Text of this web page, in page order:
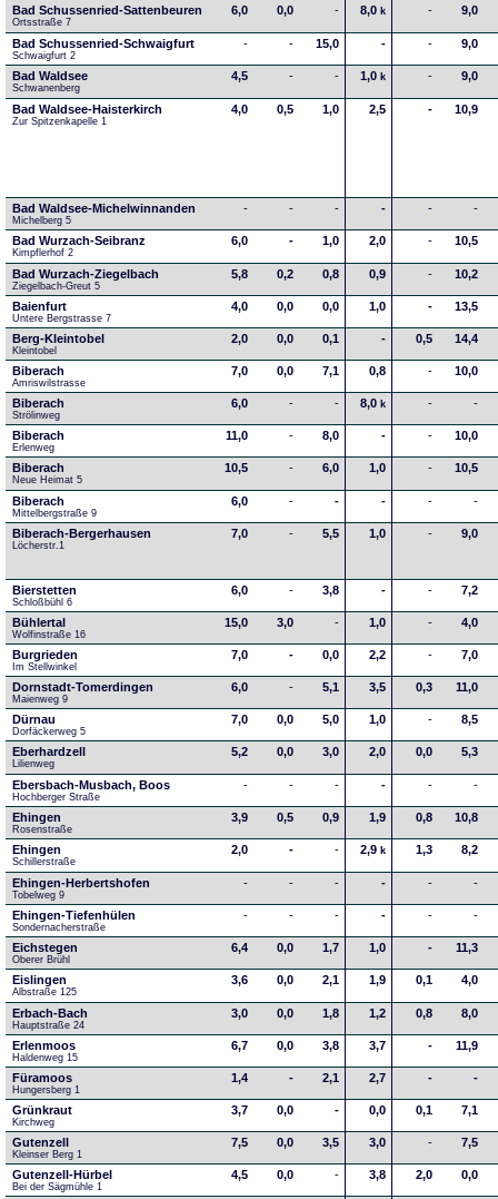
Bad Schussenried-Sattenbeuren
Ortsstraße 7
6,0 0,0 - 8,0 k - 9,0
Bad Schussenried-Schwaigfurt
Schwaigfurt 2
- - 15,0 - - 9,0
Bad Waldsee
Schwanenberg
4,5 - - 1,0 k - 9,0
Bad Waldsee-Haisterkirch
Zur Spitzenkapelle 1
4,0 0,5 1,0 2,5 - 10,9
Bad Waldsee-Michelwinnanden
Michelberg 5
- - - - - -
Bad Wurzach-Seibranz
Kimpflerhof 2
6,0 - 1,0 2,0 - 10,5
Bad Wurzach-Ziegelbach
Ziegelbach-Greut 5
5,8 0,2 0,8 0,9 - 10,2
Baienfurt
Untere Bergstrasse 7
4,0 0,0 0,0 1,0 - 13,5
Berg-Kleintobel
Kleintobel
2,0 0,0 0,1 - 0,5 14,4
Biberach
Amriswilstrasse
7,0 0,0 7,1 0,8 - 10,0
Biberach
Strölinweg
6,0 - - 8,0 k - -
Biberach
Erlenweg
11,0 - 8,0 - - 10,0
Biberach
Neue Heimat 5
10,5 - 6,0 1,0 - 10,5
Biberach
Mittelbergstraße 9
6,0 - - - - -
Biberach-Bergerhausen
Löcherstr.1
7,0 - 5,5 1,0 - 9,0
Bierstetten
Schloßbühl 6
6,0 - 3,8 - - 7,2
Bühlertal
Wolfinstraße 16
15,0 3,0 - 1,0 - 4,0
Burgrieden
Im Stellwinkel
7,0 - 0,0 2,2 - 7,0
Dornstadt-Tomerdingen
Maienweg 9
6,0 - 5,1 3,5 0,3 11,0
Dürnau
Dorfäckerweg 5
7,0 0,0 5,0 1,0 - 8,5
Eberhardzell
Lilienweg
5,2 0,0 3,0 2,0 0,0 5,3
Ebersbach-Musbach, Boos
Hochberger Straße
- - - - - -
Ehingen
Rosenstraße
3,9 0,5 0,9 1,9 0,8 10,8
Ehingen
Schillerstraße
2,0 - - 2,9 k 1,3 8,2
Ehingen-Herbertshofen
Tobelweg 9
- - - - - -
Ehingen-Tiefenhülen
Sondernacherstraße
- - - - - -
Eichstegen
Oberer Brühl
6,4 0,0 1,7 1,0 - 11,3
Eislingen
Albstraße 125
3,6 0,0 2,1 1,9 0,1 4,0
Erbach-Bach
Hauptstraße 24
3,0 0,0 1,8 1,2 0,8 8,0
Erlenmoos
Haldenweg 15
6,7 0,0 3,8 3,7 - 11,9
Füramoos
Hungersberg 1
1,4 - 2,1 2,7 - -
Grünkraut
Kirchweg
3,7 0,0 - 0,0 0,1 7,1
Gutenzell
Kleinser Berg 1
7,5 0,0 3,5 3,0 - 7,5
Gutenzell-Hürbel
Bei der Sägmühle 1
4,5 0,0 - 3,8 2,0 0,0